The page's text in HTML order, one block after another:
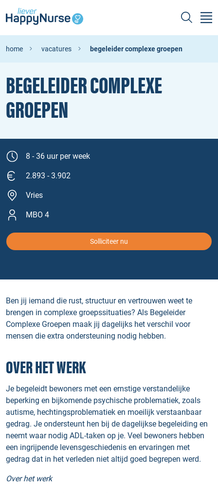
home vacatures begeleider complexe groepen
BEGELEIDER COMPLEXE
GROEPEN
8 - 36 uur per week
2.893 - 3.902
Vries
MBO 4
Solliciteer nu
Ben jij iemand die rust, structuur en vertrouwen weet te
brengen in complexe groepssituaties? Als Begeleider
Complexe Groepen maak jij dagelijks het verschil voor
mensen die extra ondersteuning nodig hebben.
OVER HET WERK
Je begeleidt bewoners met een ernstige verstandelijke
beperking en bijkomende psychische problematiek, zoals
autisme, hechtingsproblematiek en moeilijk verstaanbaar
gedrag. Je ondersteunt hen bij de dagelijkse begeleiding en
neemt waar nodig ADL-taken op je. Veel bewoners hebben
een ingrijpende levensgeschiedenis en ervaringen met
gedrag dat in het verleden niet altijd goed begrepen werd.
Over het werk